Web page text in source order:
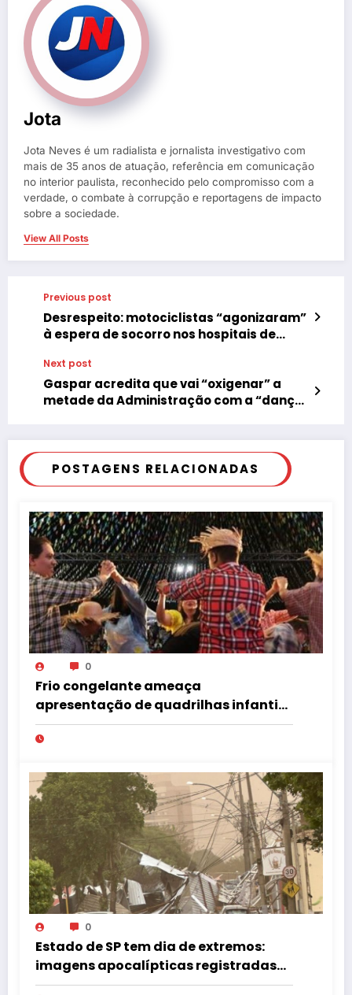
Jota
Jota Neves é um radialista e jornalista investigativo com
mais de 35 anos de atuação, referência em comunicação
no interior paulista, reconhecido pelo compromisso com a
verdade, o combate à corrupção e reportagens de impacto
sobre a sociedade.
View All Posts
Previous post
Desrespeito: motociclistas “agonizaram”
à espera de socorro nos hospitais de
Next post
Gaspar acredita que vai “oxigenar” a
metade da Administração com a “dança
POSTAGENS RELACIONADAS
0
Frio congelante ameaça
apresentação de quadrilhas infantis
no Tupã Junina
0
Estado de SP tem dia de extremos:
imagens apocalípticas registradas
na região